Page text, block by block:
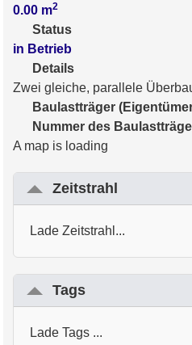
0.00 m2
Status
in Betrieb
Details
Zwei gleiche, parallele
Baulastträger
Nummer des
A map is loading
Zeitstrahl
Lade Zeitstrahl...
Tags
Lade Tags ...